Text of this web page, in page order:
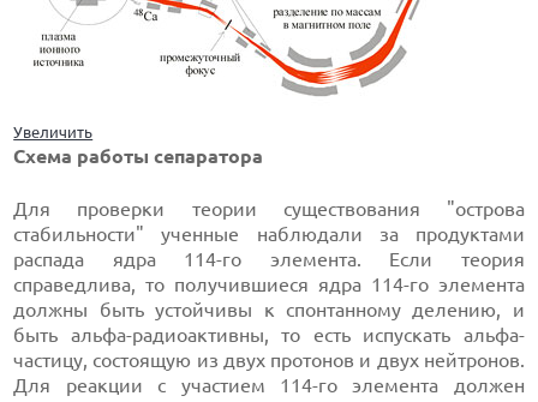
Увеличить
Схема работы сепаратора
Для проверки теории существования "острова
стабильности" ученные наблюдали за продуктами
распада ядра 114-го элемента. Если теория
справедлива, то получившиеся ядра 114-го элемента
должны быть устойчивы к спонтанному делению, и
быть альфа-радиоактивны, то есть испускать альфа-
частицу, состоящую из двух протонов и двух нейтронов.
Для реакции с участием 114-го элемента должен